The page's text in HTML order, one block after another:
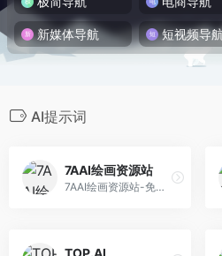
新媒体导航 短视频导
AI提示词
7AAI绘画资源站
7AAI绘画资源站-免费分享Stable Diffusion、Midjourney、ChatGPT领域的热门AI绘画生成词和AI咒语，分享AIGC教程资源以及AI行业资讯。
TOP.AI